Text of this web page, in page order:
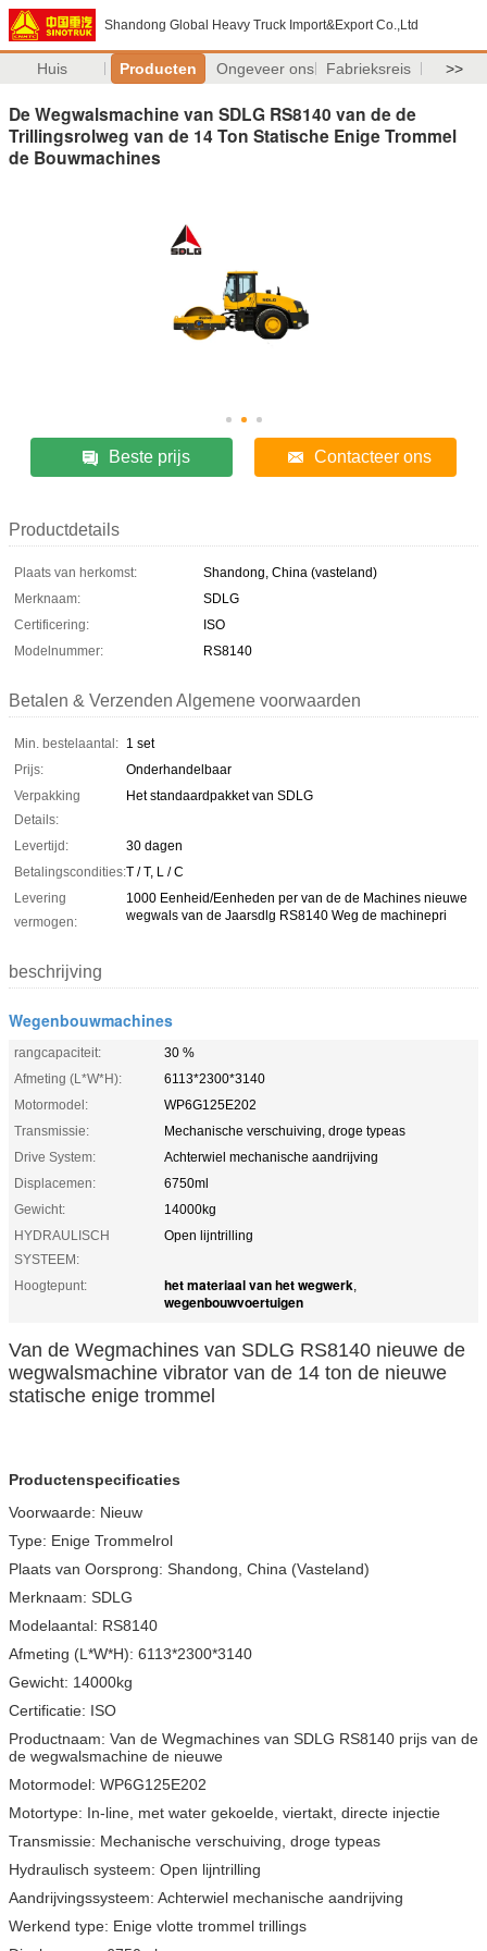
Shandong Global Heavy Truck Import&Export Co.,Ltd
Huis Producten Ongeveer ons Fabrieksreis >>
De Wegwalsmachine van SDLG RS8140 van de de
Trillingsrolweg van de 14 Ton Statische Enige Trommel
de Bouwmachines
Beste prijs Contacteer ons
Productdetails
Plaats van herkomst:
Shandong, China (vasteland)
Merknaam:
SDLG
Certificering:
ISO
Modelnummer:
RS8140
Betalen & Verzenden Algemene voorwaarden
Min. bestelaantal: 1 set
Prijs:
Onderhandelbaar
Verpakking
Details:
Het standaardpakket van SDLG
Levertijd:
30 dagen
Betalingscondities:T / T, L / C
Levering
vermogen:
1000 Eenheid/Eenheden per van de de Machines nieuwe
wegwals van de Jaarsdlg RS8140 Weg de machinepri
beschrijving
Wegenbouwmachines
rangcapaciteit:
30 %
Afmeting (L*W*H):
6113*2300*3140
Motormodel:
WP6G125E202
Transmissie:
Mechanische verschuiving, droge typeas
Drive System:
Achterwiel mechanische aandrijving
Displacemen:
6750ml
Gewicht:
14000kg
HYDRAULISCH
SYSTEEM:
Open lijntrilling
Hoogtepunt: het materiaal van het wegwerk,
wegenbouwvoertuigen
Van de Wegmachines van SDLG RS8140 nieuwe de
wegwalsmachine vibrator van de 14 ton de nieuwe
statische enige trommel
Productenspecificaties
Voorwaarde: Nieuw
Type: Enige Trommelrol
Plaats van Oorsprong: Shandong, China (Vasteland)
Merknaam: SDLG
Modelaantal: RS8140
Afmeting (L*W*H): 6113*2300*3140
Gewicht: 14000kg
Certificatie: ISO
Productnaam: Van de Wegmachines van SDLG RS8140 prijs van de
de wegwalsmachine de nieuwe
Motormodel: WP6G125E202
Motortype: In-line, met water gekoelde, viertakt, directe injectie
Transmissie: Mechanische verschuiving, droge typeas
Hydraulisch systeem: Open lijntrilling
Aandrijvingssysteem: Achterwiel mechanische aandrijving
Werkend type: Enige vlotte trommel trillings